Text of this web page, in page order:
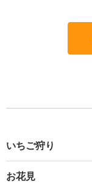
いちご狩り
お花見